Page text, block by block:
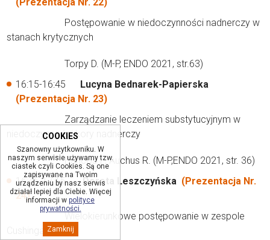
COOKIES
Szanowny użytkowniku. W
naszym serwisie używamy tzw.
ciastek czyli Cookies. Są one
zapisywane na Twoim
urządzeniu by nasz serwis
działał lepiej dla Ciebie. Więcej
informacji w polityce
prywatności.
Zamknij
Postępowanie w niedoczynności nadnerczy w
stanach krytycznych
Torpy D. (M-P, ENDO 2021, str.63)
16:15-16:45 Lucyna Bednarek-Papierska
(Prezentacja Nr. 23)
Zarządzanie leczeniem substytucyjnym w
niedoczynności kory nadnerczy
Bancos I., Auchus R. (M-P,ENDO 2021, str. 36)
16:45-17:15Dorota Leszczyńska (Prezentacja Nr.
24)
Wielokierunkowe postępowanie w zespole